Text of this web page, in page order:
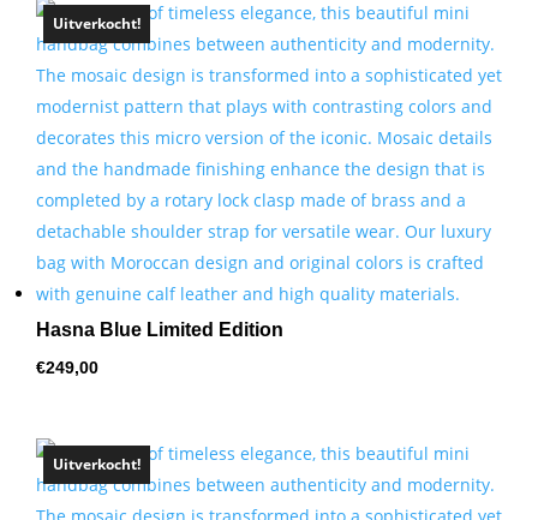
Uitverkocht!
Hasna Blue Limited Edition
€249,00
Uitverkocht!